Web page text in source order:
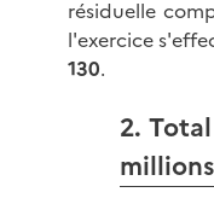
résiduelle
l'exercice
130.
2.